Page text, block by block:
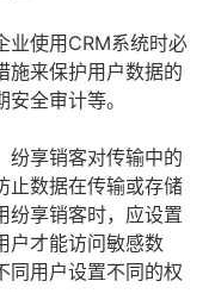
业使用CRM系统时必
施来保护用户数据的
全审计等。
纷享销客对传输中的
止数据在传输或存储
纷享销客时，应设置
户才能访问敏感数
同用户设置不同的权